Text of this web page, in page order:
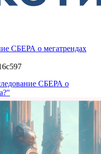
СБЕРА о мегатрендах
СБЕРА о